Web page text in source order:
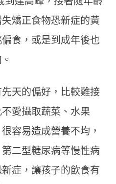
矯正食物恐新症的黃
食，或是到成年後也
天的偏好，比較難接
愛攝取蔬菜、水果
容易造成營養不均，
二型糖尿病等慢性病
症，讓孩子的飲食有